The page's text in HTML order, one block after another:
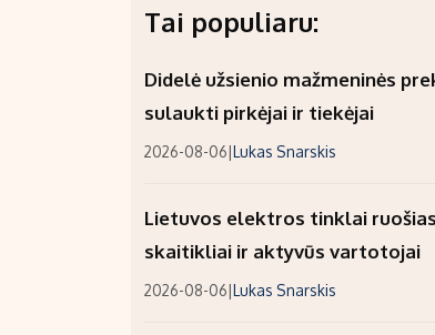
Tai populiaru:
Didelė užsienio mažmeninės
sulaukti pirkėjai ir tiekėjai
2026-08-06|Lukas Snarskis
Lietuvos elektros tinklai
skaitikliai ir aktyvūs vartotojai
2026-08-06|Lukas Snarskis